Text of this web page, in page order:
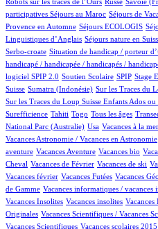
participatives
3/615 Séjours au Maroc
41/615 Séjours de
29/615
Provence en Automne
3/615 Séjours ECOLOGIS
14/615
75/615
Linguistiques d’Anglais
7/615 Séjours nature en
41/615
7/615
Serbo-croate
1/615
Situation de handicap / porteur
handicapé / handicapée / handicapés /
2/615
3/615
logiciel SPIP 2.0
35/615 Soutien Scolaire
3/615 SPIP
1/615 Stage
1/615
5/615
1/615
98/615
Suisse
6/615Sumatra (Indonésie)
3/615 Sur les Traces du
6/615
5/615
Sur les Traces du Loup Suisse Enfants Ados ou
1/615
Surefficience
14/615 Tahiti
6/615 Togo
9/615 Tous les âges
41/615
1/615
1/615
National Parc (Australie)
7/615 Usa
1/615 Vacances à la mer
1/615
1/615
14/615
Vacances Astronomie / Vacances en Astronomie
1/615
1/615
aventure
5/615 Vacances Aventure
1/615 Vacances bio
1/615
47/615
1/615
Cheval
16/615Vacances de Février
1/615 Vacances de ski
1/615
13/615
1/615
Vacances février
2/615 Vacances Futées
16/615 Vacances
1/615
de Gamme
1/615 Vacances informatiques /
1/615
Vacances Insolites
1/615 Vacances insolites
1/615 Vacances
2/615
1/615
Originales
5/615
Vacances Scientifiques / Vacances
Vacances Scientifiques
1/615 Vacances scolaires 2015
1/615
1/615
1/615